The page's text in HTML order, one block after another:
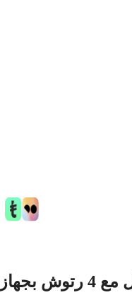
4 جلسات ليزر جسم كامل مع 4 رتوش بجهاز